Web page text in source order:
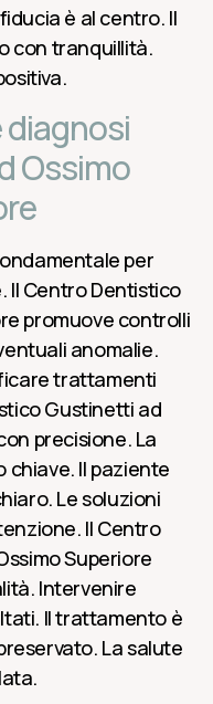
è al centro. Il
con tranquillità.
diagnosi
Ossimo
per
Il Centro Dentistico
promuove controlli
anomalie.
trattamenti
Gustinetti ad
precisione. La
chiave. Il paziente
Le soluzioni
Il Centro
Superiore
Intervenire
Il trattamento è
La salute